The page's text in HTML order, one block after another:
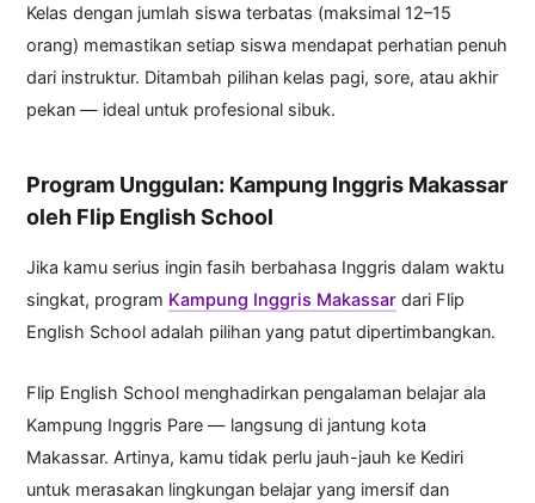
Kelas dengan jumlah siswa terbatas (maksimal 12–15
orang) memastikan setiap siswa mendapat perhatian penuh
dari instruktur. Ditambah pilihan kelas pagi, sore, atau akhir
pekan — ideal untuk profesional sibuk.
Program Unggulan: Kampung Inggris Makassar
oleh Flip English School
Jika kamu serius ingin fasih berbahasa Inggris dalam waktu
singkat, program Kampung Inggris Makassar dari Flip
English School adalah pilihan yang patut dipertimbangkan.
Flip English School menghadirkan pengalaman belajar ala
Kampung Inggris Pare — langsung di jantung kota
Makassar. Artinya, kamu tidak perlu jauh-jauh ke Kediri
untuk merasakan lingkungan belajar yang imersif dan